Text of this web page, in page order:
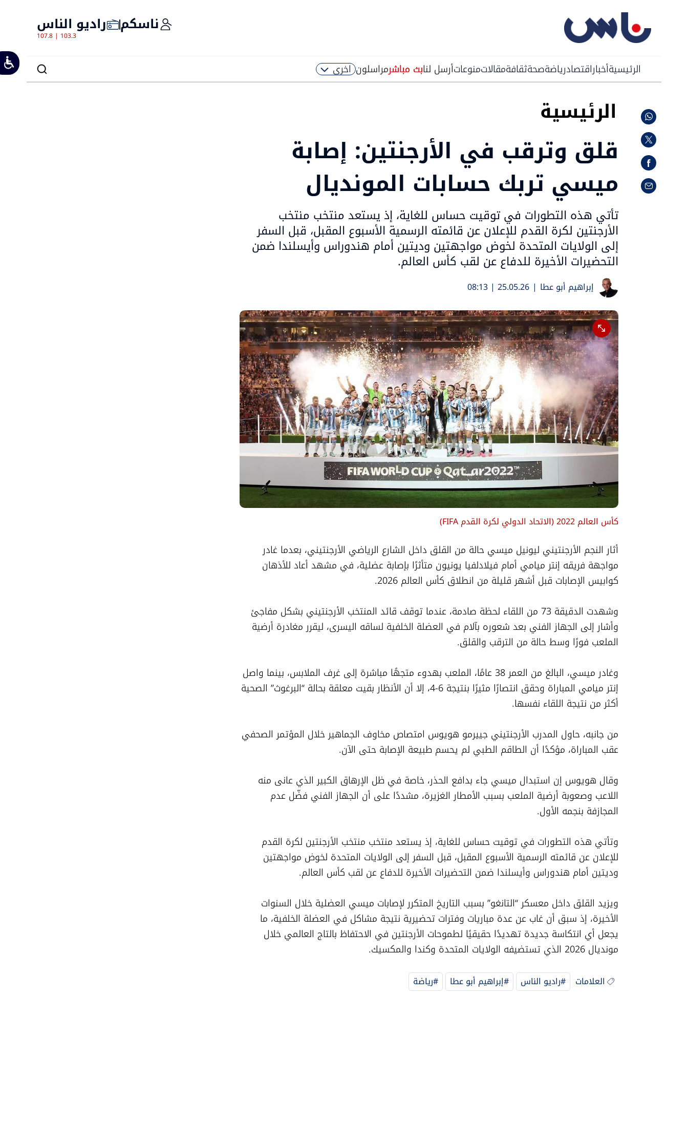
ناسكم راديو الناس
107.8 | 103.3
الرئيسيةأخباراقتصادرياضةصحةثقافةمقالاتمنوعاتأرسل لنابث مباشرمراسلون اخرى
الرئيسية
قلق وترقب في الأرجنتين: إصابة
ميسي تربك حسابات المونديال
تأتي هذه التطورات في توقيت حساس للغاية، إذ يستعد منتخب منتخب
الأرجنتين لكرة القدم للإعلان عن قائمته الرسمية الأسبوع المقبل، قبل السفر
إلى الولايات المتحدة لخوض مواجهتين وديتين أمام هندوراس وأيسلندا ضمن
التحضيرات الأخيرة للدفاع عن لقب كأس العالم.
إبراهيم أبو عطا |
25.05.26 | 08:13
كأس العالم 2022 (الاتحاد الدولي لكرة القدم FIFA )
كوابيس الإصابات قبل أشهر قليلة من انطلاق كأس العالم 2026.
الملعب فورًا وسط حالة من الترقب والقلق.
أكثر من نتيجة اللقاء نفسها.
عقب المباراة، مؤكدًا أن الطاقم الطبي لم يحسم طبيعة الإصابة حتى الآن.
المجازفة بنجمه الأول.
وديتين أمام هندوراس وأيسلندا ضمن التحضيرات الأخيرة للدفاع عن لقب كأس العالم.
مونديال 2026 الذي تستضيفه الولايات المتحدة وكندا والمكسيك.
العلامات #راديو الناس #إبراهيم أبو عطا #رياضة